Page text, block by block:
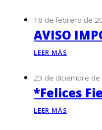
18 de febrero de
AVISO
LEER MÁS
23 de diciembre de
*Felices
LEER MÁS